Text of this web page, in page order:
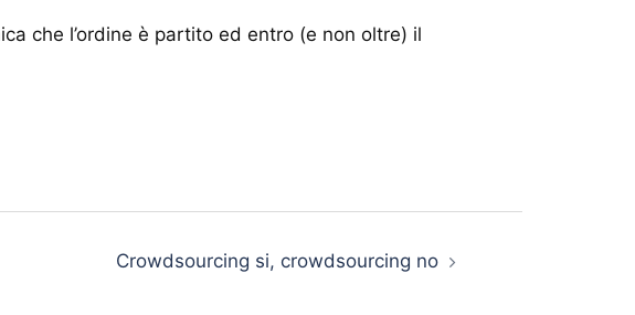
che l’ordine è partito ed entro (e non oltre) il
Crowdsourcing si, crowdsourcing no